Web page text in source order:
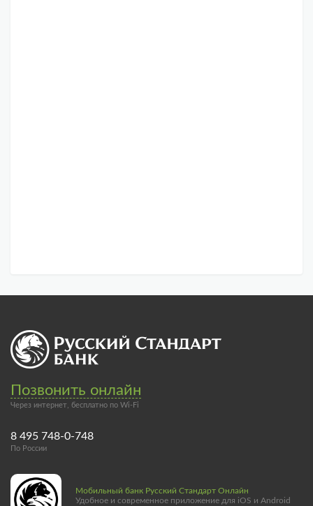
Позвонить онлайн
Через интернет, бесплатно по Wi-Fi
8 495 748-0-748
По России
Мобильный банк Русский Стандарт Онлайн
Удобное и современное приложение для iOS и Android